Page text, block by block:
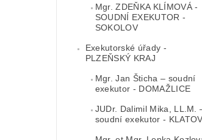
Mgr. ZDEŇKA KLÍMOVÁ -
SOUDNÍ EXEKUTOR -
SOKOLOV
Exekutorské úřady -
PLZEŇSKÝ KRAJ
Mgr. Jan Šticha – soudní
exekutor - DOMAŽLICE
JUDr. Dalimil Mika, LL.M.
soudní exekutor -